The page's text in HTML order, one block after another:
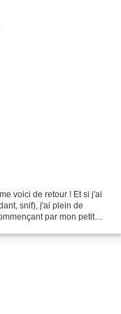
voici de retour ! Et si j'ai
snif), j'ai plein de
par mon petit